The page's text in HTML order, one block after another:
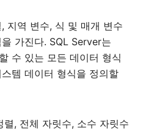
지역 변수, 식 및 매개 변수
가진다. SQL Server는
수 있는 모든 데이터 형식
템 데이터 형식을 정의할
, 전체 자릿수, 소수 자릿수